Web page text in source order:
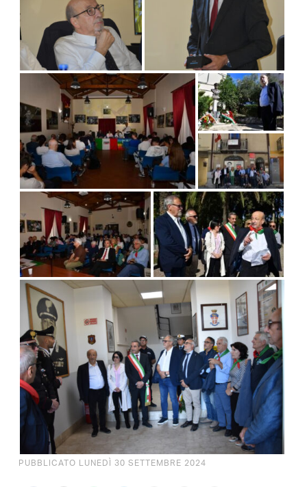
PUBBLICATO LUNEDÌ 30 SETTEMBRE 2024